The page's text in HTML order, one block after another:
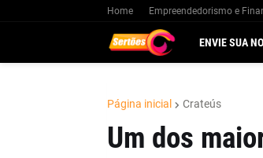
Home Empreendedorismo e
ENVIE SUA
Página inicial Crateús
Um dos